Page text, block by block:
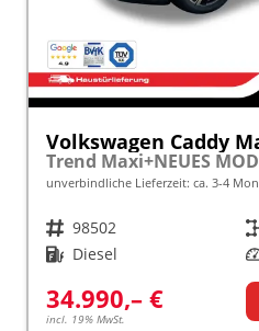
Volkswagen Caddy
unverbindliche Lieferzeit: ca. 3-4
Fahrzeugnr. 98502
Kraftstoff Diesel
34.990,– €
incl. 19% MwSt.